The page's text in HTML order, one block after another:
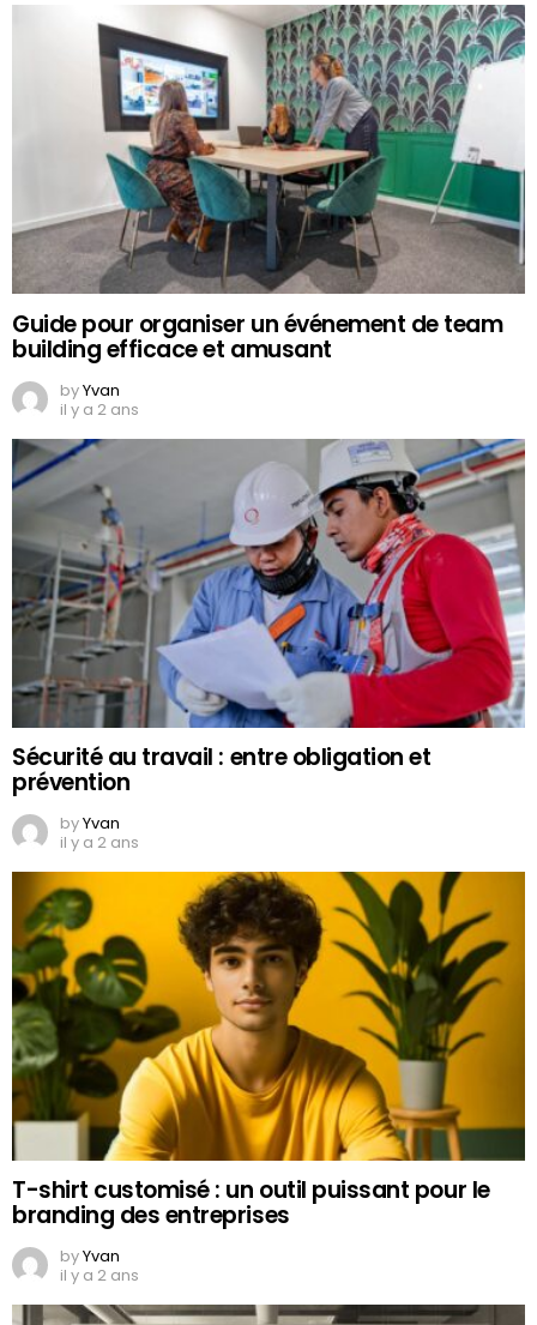
Guide pour organiser un événement de team
building efficace et amusant
byYvan
il y a 2 ans
Sécurité au travail : entre obligation et
prévention
byYvan
il y a 2 ans
T-shirt customisé : un outil puissant pour le
branding des entreprises
byYvan
il y a 2 ans